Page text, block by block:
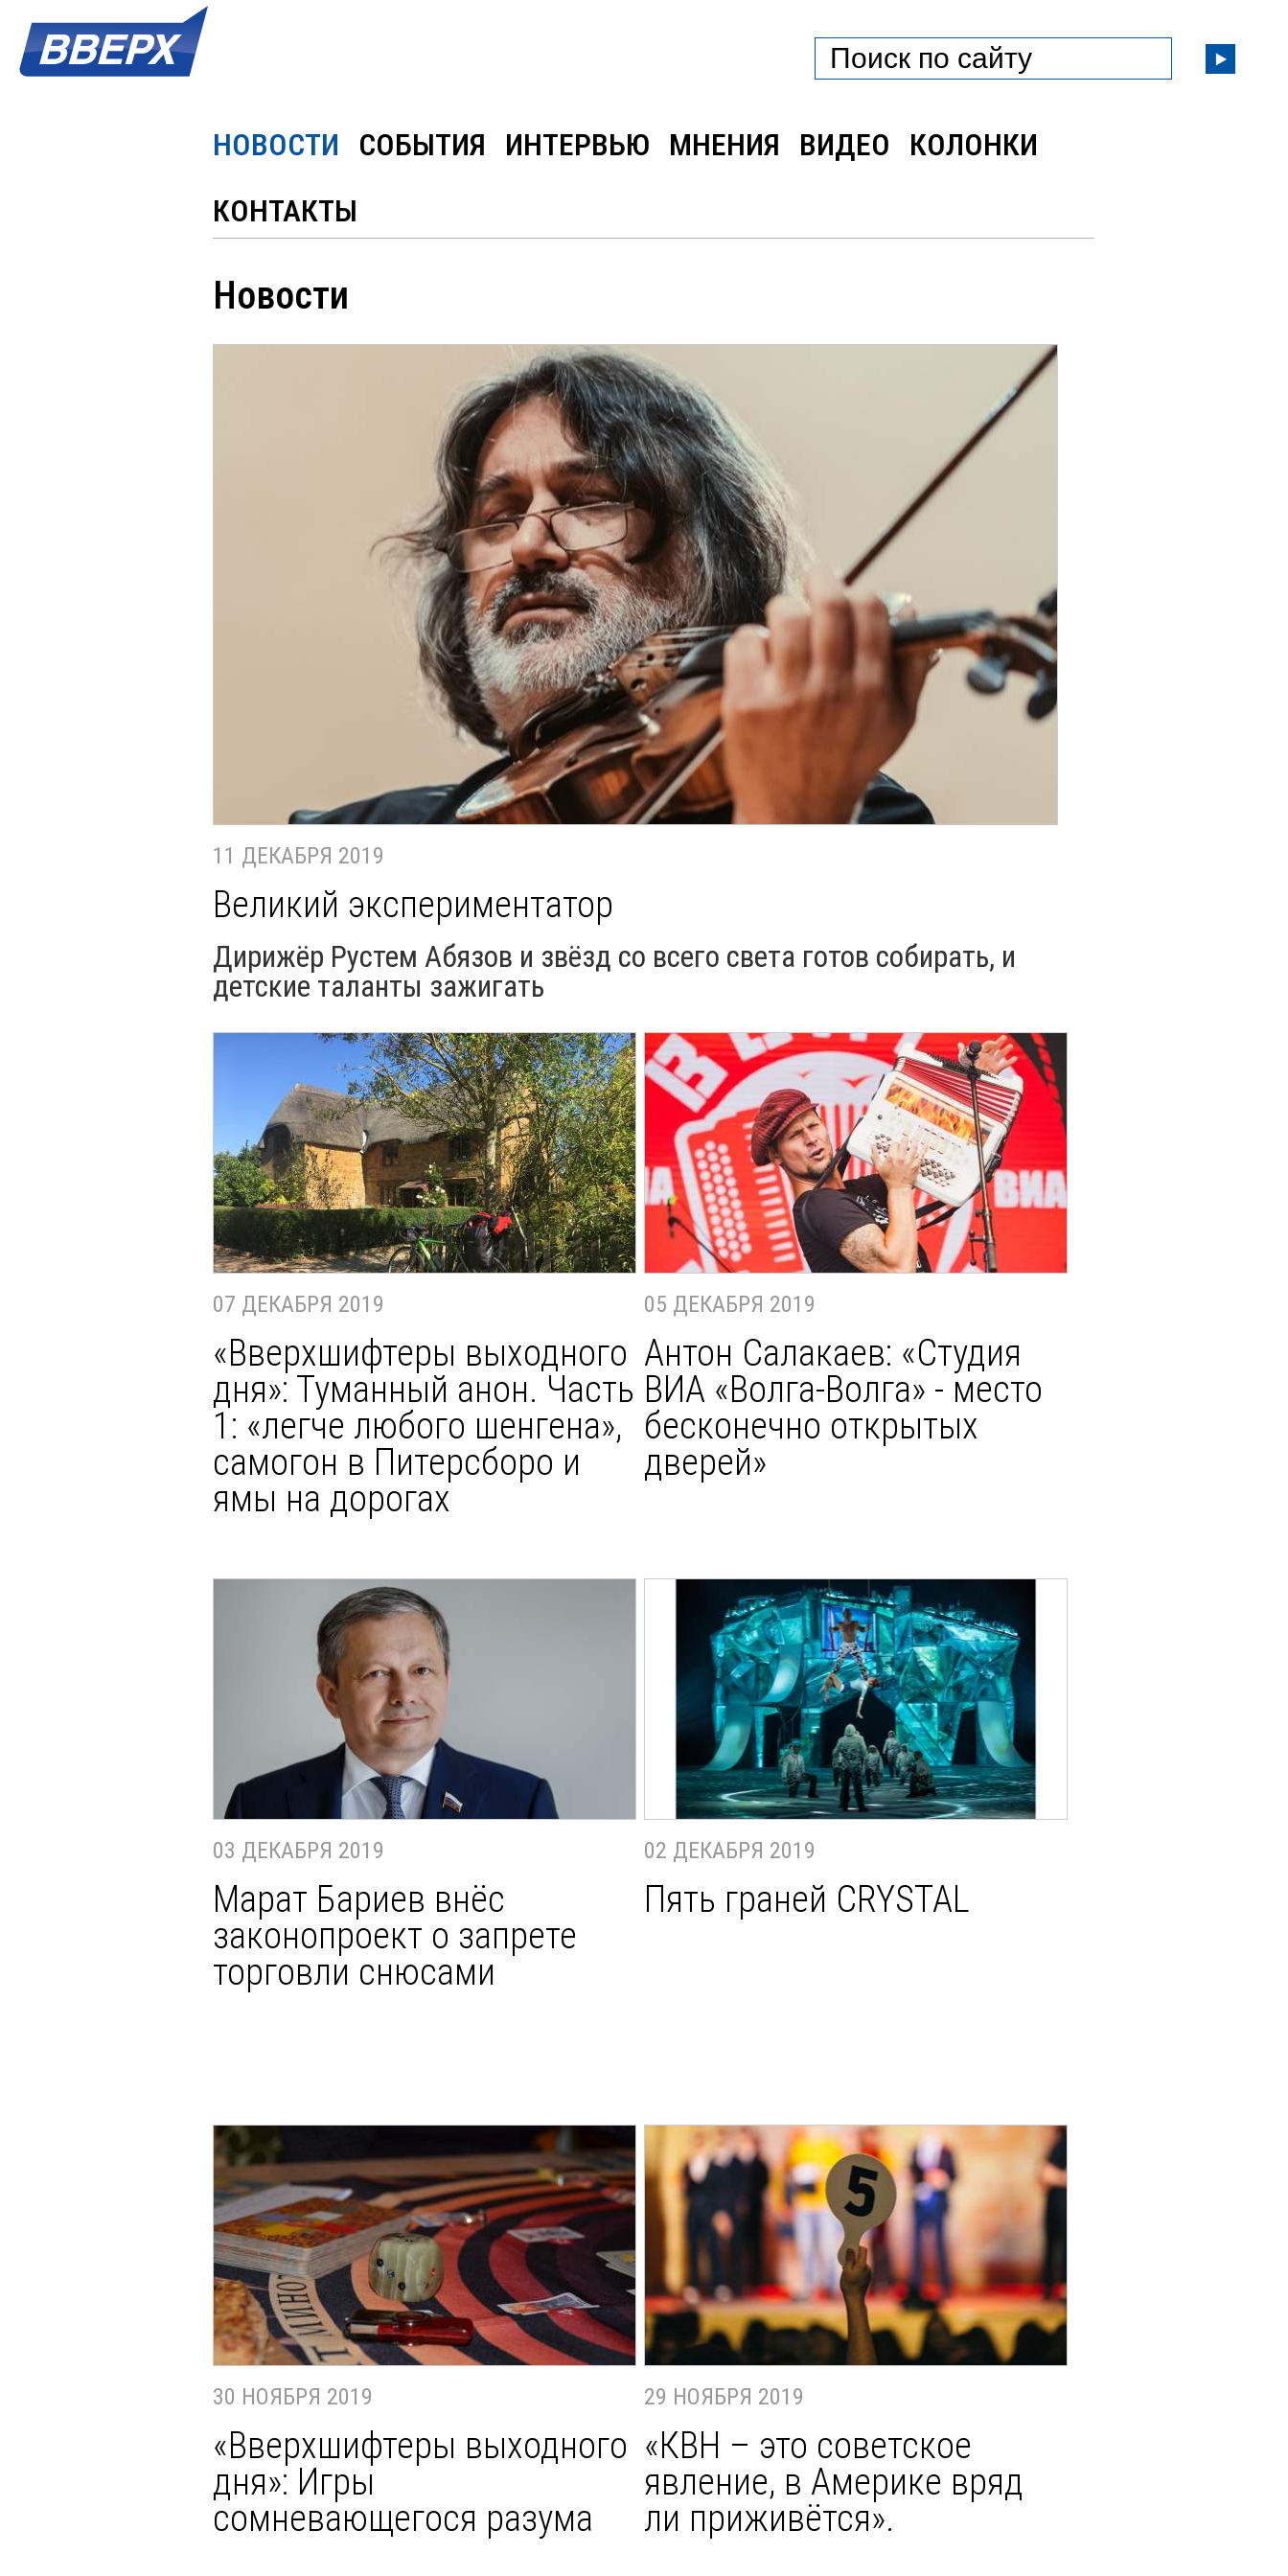
НОВОСТИ СОБЫТИЯ ИНТЕРВЬЮ МНЕНИЯ ВИДЕО
КОЛОНКИ
КОНТАКТЫ
Новости
11 ДЕКАБРЯ 2019
Великий экспериментатор
Дирижёр Рустем Абязов и звёзд со всего света готов собирать, и
детские таланты зажигать
07 ДЕКАБРЯ 2019
«Вверхшифтеры выходного
дня»: Туманный анон. Часть
1: «легче любого шенгена»,
самогон в Питерсборо и
ямы на дорогах
05 ДЕКАБРЯ 2019
Антон Салакаев: «Студия
ВИА «Волга-Волга» - место
бесконечно открытых
дверей»
03 ДЕКАБРЯ 2019
Марат Бариев внёс
законопроект о запрете
торговли снюсами
02 ДЕКАБРЯ 2019
Пять граней CRYSTAL
30 НОЯБРЯ 2019
«Вверхшифтеры выходного
дня»: Игры
сомневающегося разума
29 НОЯБРЯ 2019
«КВН – это советское
явление, в Америке вряд
ли приживётся».